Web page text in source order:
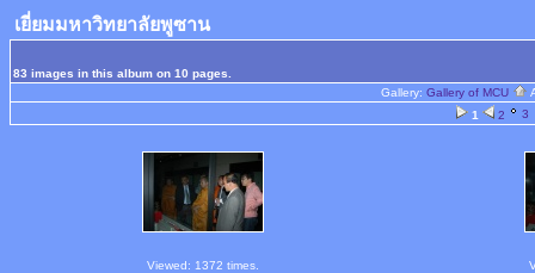
เยี่ยมมหาวิทยาลัยพูซาน
83 images in this album on 10 pages.
Gallery: Gallery of MCU
1
2 3
Viewed: 1372 times.